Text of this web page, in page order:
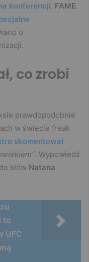
konferencji. FAME
o
co zrobi
prawdopodobnie
w świecie freak
skomentował
. Wypowiedź
słów Natana
to
UFC